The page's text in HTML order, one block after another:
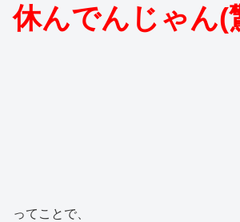
休んでんじゃん(
ってことで、